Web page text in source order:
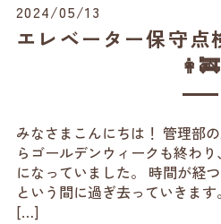
2024/05/13
エレベーター保守点
👩‍🚒
みなさまこんにちは！ 管理部
らゴールデンウィークも終わ
になっていました。 時間が経
という間に過ぎ去っていきま
[…]